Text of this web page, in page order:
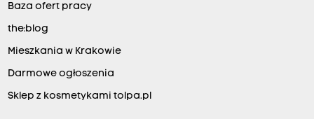
Baza ofert pracy
the:blog
Mieszkania w Krakowie
Darmowe ogłoszenia
Sklep z kosmetykami tolpa.pl